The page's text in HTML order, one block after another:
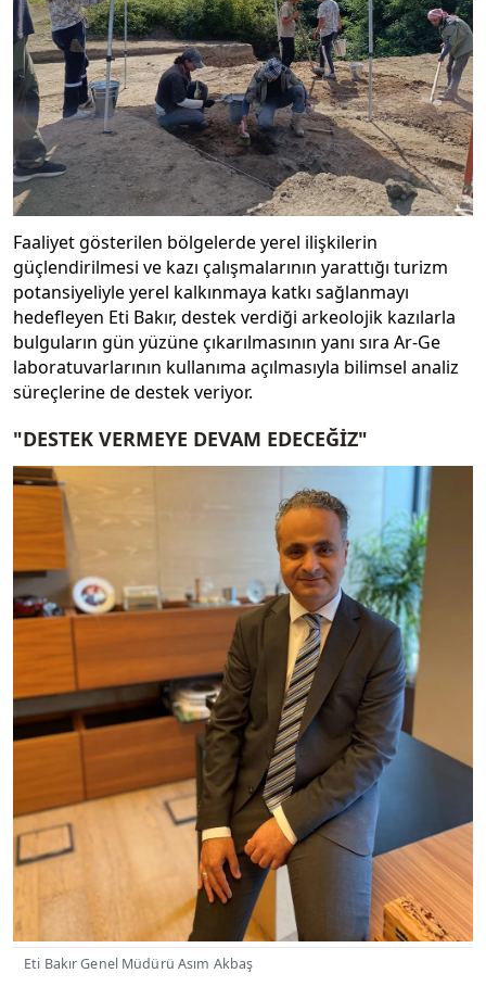
Faaliyet gösterilen bölgelerde yerel ilişkilerin
güçlendirilmesi ve kazı çalışmalarının yarattığı turizm
potansiyeliyle yerel kalkınmaya katkı sağlanmayı
hedefleyen Eti Bakır, destek verdiği arkeolojik kazılarla
bulguların gün yüzüne çıkarılmasının yanı sıra Ar-Ge
laboratuvarlarının kullanıma açılmasıyla bilimsel analiz
süreçlerine de destek veriyor.
"DESTEK VERMEYE DEVAM EDECEĞİZ"
Eti Bakır Genel Müdürü Asım Akbaş